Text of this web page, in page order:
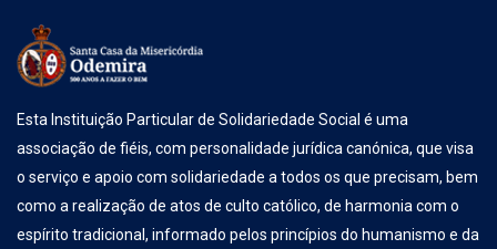
Esta Instituição Particular de Solidariedade Social é uma
associação de fiéis, com personalidade jurídica canónica, que visa
o serviço e apoio com solidariedade a todos os que precisam, bem
como a realização de atos de culto católico, de harmonia com o
espírito tradicional, informado pelos princípios do humanismo e da